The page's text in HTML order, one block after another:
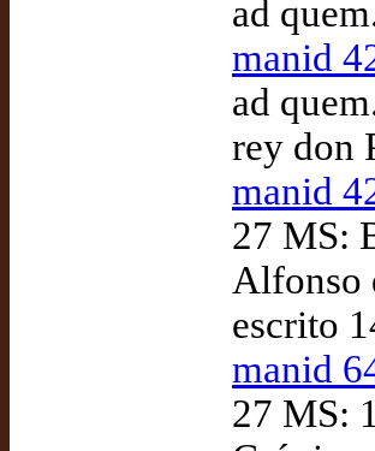
ad
manid
ad
rey don
manid
27 MS:
Alfonso
escrito
manid
27 MS: